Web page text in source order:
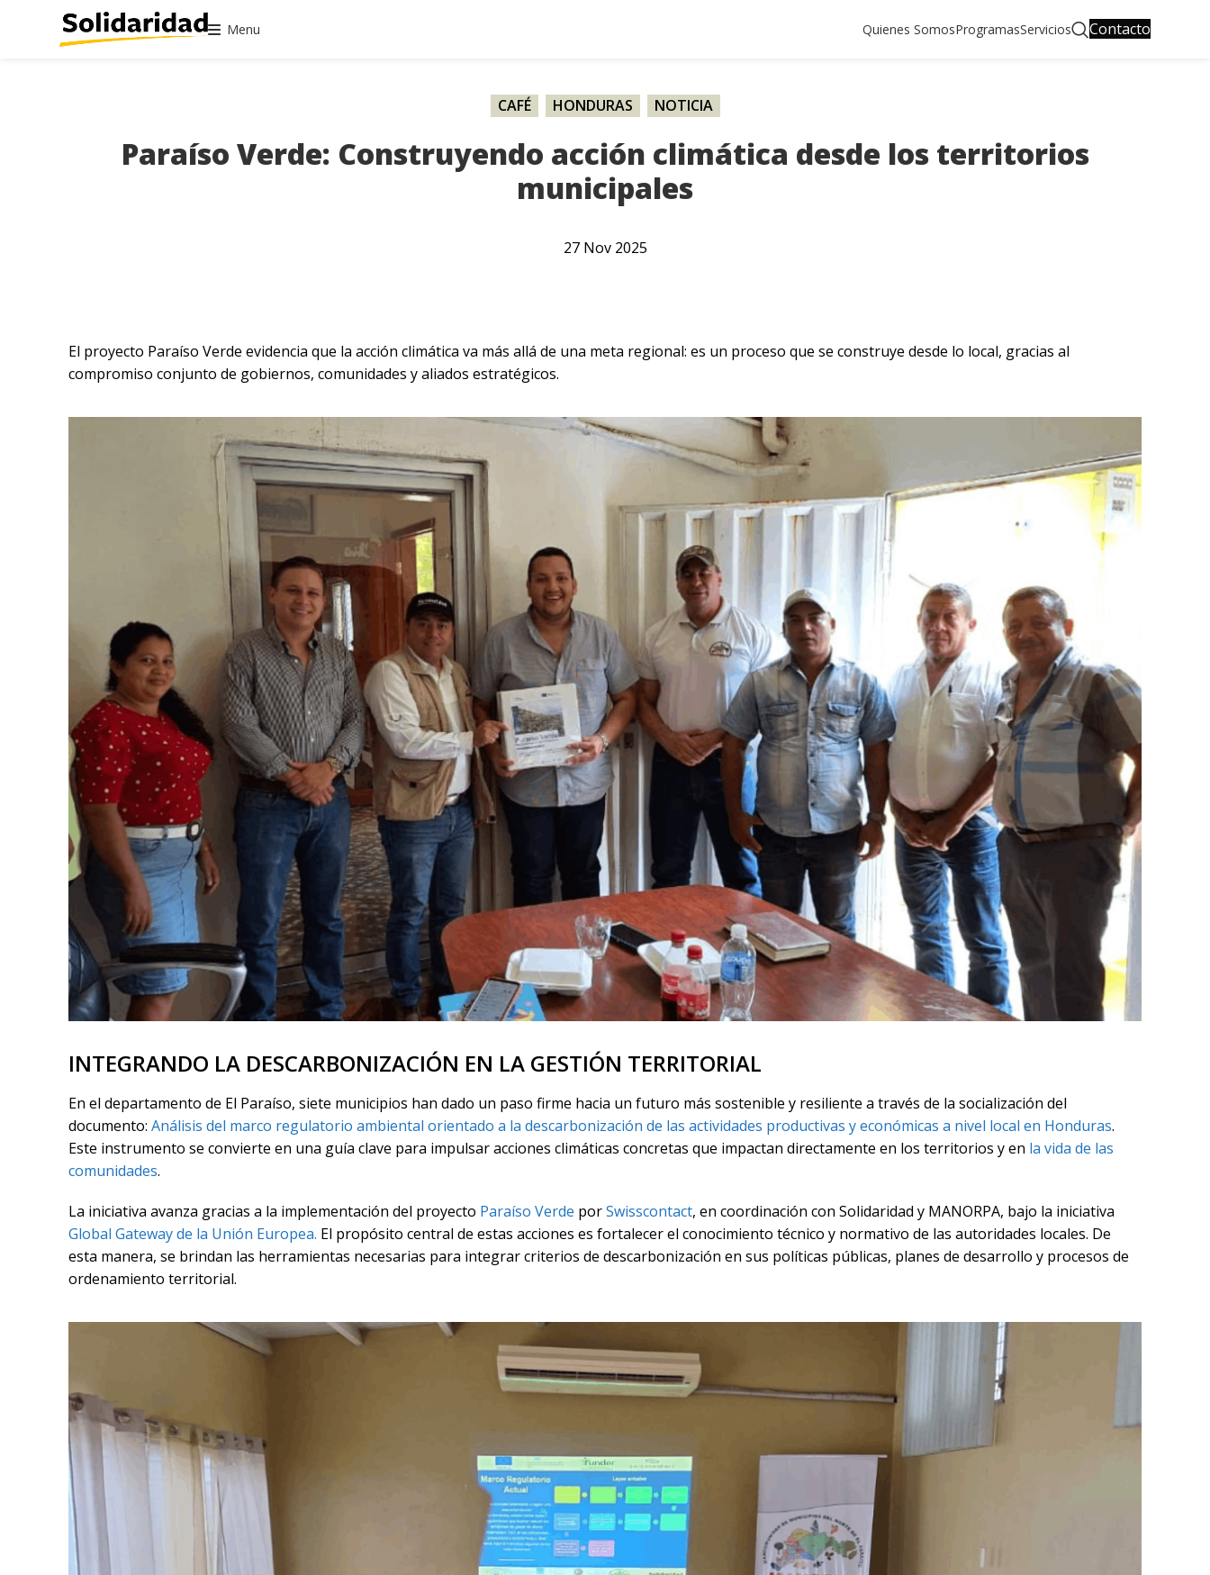
Menu Quienes SomosProgramasServicios Contacto
CAFÉ HONDURAS NOTICIA
Paraíso Verde: Construyendo acción climática desde los territorios
municipales
27 Nov 2025
El proyecto Paraíso Verde evidencia que la acción climática va más allá de una meta regional: es un proceso que se construye desde lo local, gracias al
compromiso conjunto de gobiernos, comunidades y aliados estratégicos.
INTEGRANDO LA DESCARBONIZACIÓN EN LA GESTIÓN TERRITORIAL
En el departamento de El Paraíso, siete municipios han dado un paso firme hacia un futuro más sostenible y resiliente a través de la socialización del
documento: Análisis del marco regulatorio ambiental orientado a la descarbonización de las actividades productivas y económicas a nivel local en Honduras.
Este instrumento se convierte en una guía clave para impulsar acciones climáticas concretas que impactan directamente en los territorios y en la vida de las
comunidades.
La iniciativa avanza gracias a la implementación del proyecto Paraíso Verde porSwisscontact, en coordinación con Solidaridad y MANORPA, bajo la iniciativa
Global Gateway de la Unión Europea. El propósito central de estas acciones es fortalecer el conocimiento técnico y normativo de las autoridades locales. De
esta manera, se brindan las herramientas necesarias para integrar criterios de descarbonización en sus políticas públicas, planes de desarrollo y procesos de
ordenamiento territorial.